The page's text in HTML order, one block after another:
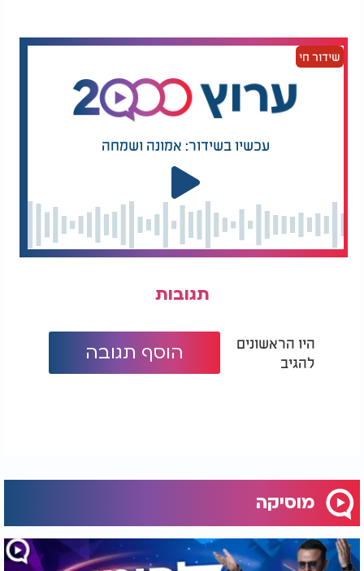
שידור חי
עכשיו בשידור: אמונה ושמחה
תגובות
היו הראשונים
להגיב
הוסף תגובה
מוסיקה